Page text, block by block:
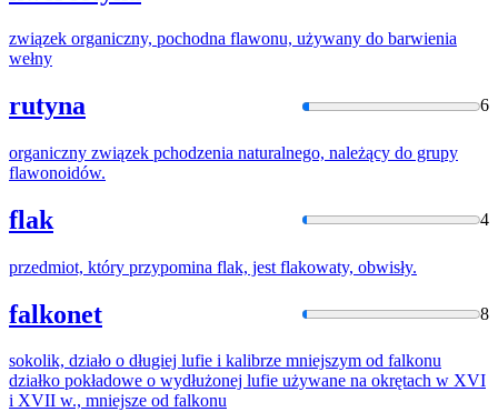
związek organiczny, pochodna flawonu, używany do barwienia
wełny
rutyna 6
organiczny związek pchodzenia naturalnego, należący do grupy
flawonoidów.
flak 4
przedmiot, który przypomina flak, jest flakowaty, obwisły.
falkonet 8
sokolik, działo o długiej lufie i kalibrze mniejszym od falkonu
działko pokładowe o wydłużonej lufie używane na okrętach w XVI
i XVII w., mniejsze od falkonu